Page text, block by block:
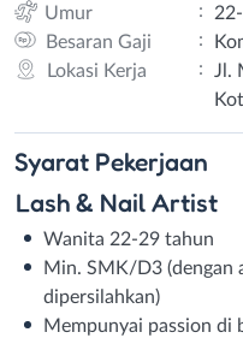
Umur
:
Besaran Gaji
:
Lokasi Kerja
:
Jl.
Syarat Pekerjaan
Lash & Nail Artist
Wanita 22-29 tahun
Min. SMK/D3 (dengan
dipersilahkan)
Mempunyai passion di